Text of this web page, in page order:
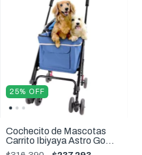
25% OFF
Cochecito de Mascotas
Carrito Ibiyaya Astro Go
Lite Stroller 10Kg